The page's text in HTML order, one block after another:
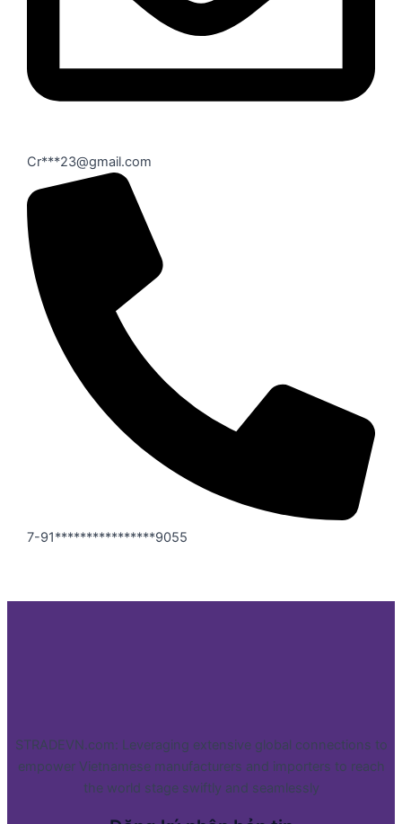
Cr***23@gmail.com
7-91****************9055
STRADEVN.com: Leveraging extensive global connections to
empower Vietnamese manufacturers and importers to reach
the world stage swiftly and seamlessly